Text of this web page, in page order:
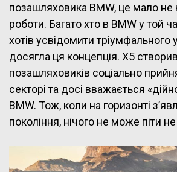
позашляховика BMW, це мало
роботи. Багато хто в BMW у той
хотів усвідомити тріумфального
досягла ця концепція. X5
позашляховиків соціально
секторі та досі вважається
BMW. Тож, коли на горизонті
покоління, нічого не може піти не